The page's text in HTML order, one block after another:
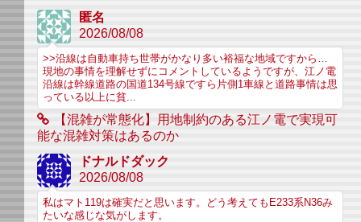
匿名
2026/08/08
>>沿線は自動車持ち世帯がかなり多い裕福な地域ですから…
現地の事情を理解せずにコメントしているようですが、江ノ電
沿線は幹線道路の国道134号線ですら片側1車線と道路事情は思
っている以上に貧...
【混雑が常態化】用地制約のある江ノ電で実現可
能な混雑対策はあるのか
ドナルドダック
2026/08/08
私はマト119は確実だと思います。どう考えてもE233系N36み
たいな感じな気がします。